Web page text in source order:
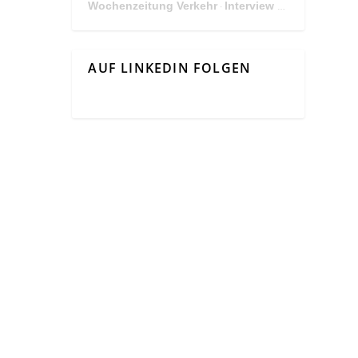
Wochenzeitung Verkehr · Interview Mit Andreas Matthä, CEO der ÖBB Holding
AUF LINKEDIN FOLGEN